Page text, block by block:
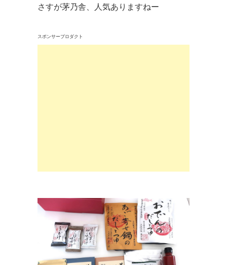
さすが茅乃舎、人気ありますねー
スポンサープロダクト